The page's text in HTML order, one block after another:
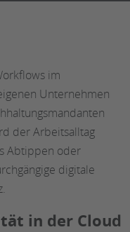
im
Unternehmen
der Arbeitsalltag
Abtippen oder
digitale
in der Cloud